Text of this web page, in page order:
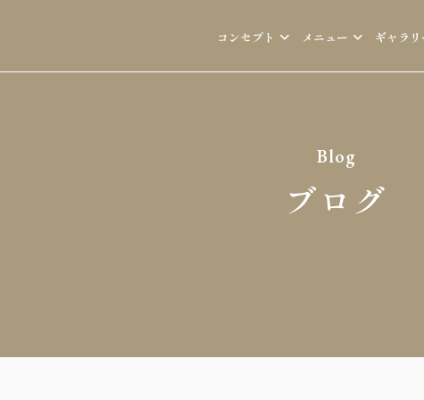
コンセプト メニュー ギャラリ
Blog
ブログ